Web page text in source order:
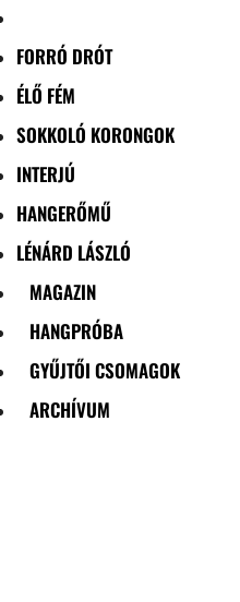
FORRÓ DRÓT
ÉLŐ FÉM
SOKKOLÓ KORONGOK
INTERJÚ
HANGERŐMŰ
LÉNÁRD LÁSZLÓ
MAGAZIN
HANGPRÓBA
GYŰJTŐI CSOMAGOK
ARCHÍVUM